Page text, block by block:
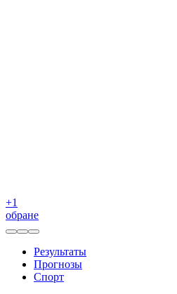
+1
обране
Результаты
Прогнозы
Спорт